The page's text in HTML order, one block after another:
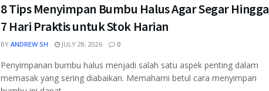
8 Tips Menyimpan Bumbu Halus Agar Segar Hingga
7 Hari Praktis untuk Stok Harian
BY ANDREW SH JULY 28, 2026 0
Penyimpanan bumbu halus menjadi salah satu aspek penting dalam
memasak yang sering diabaikan. Memahami betul cara menyimpan